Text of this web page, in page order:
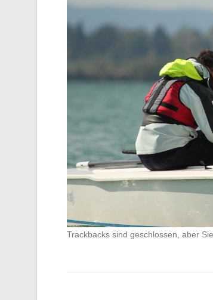
Trackbacks sind geschlossen, aber